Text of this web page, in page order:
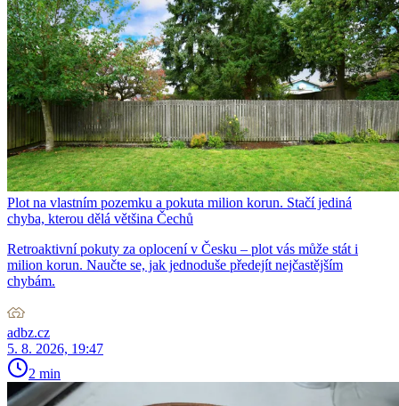
Plot na vlastním pozemku a pokuta milion korun. Stačí jediná
chyba, kterou dělá většina Čechů
Retroaktivní pokuty za oplocení v Česku – plot vás může stát i
milion korun. Naučte se, jak jednoduše předejít nejčastějším
chybám.
adbz.cz
5. 8. 2026, 19:47
2 min